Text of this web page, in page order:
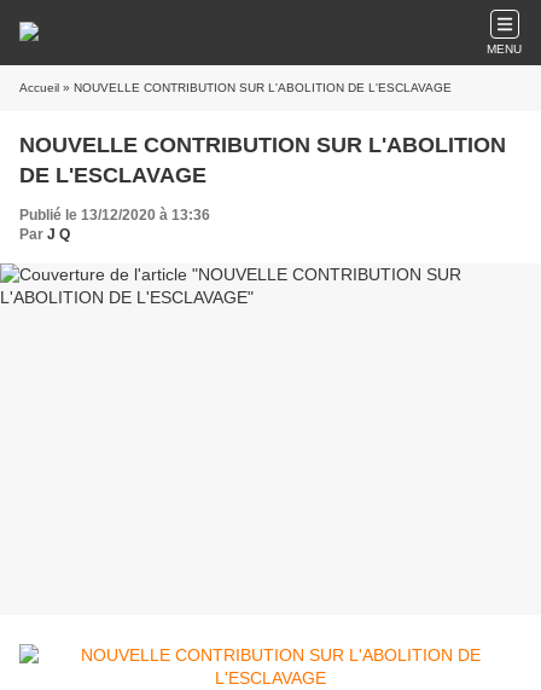
MENU
Accueil » NOUVELLE CONTRIBUTION SUR L'ABOLITION DE L'ESCLAVAGE
NOUVELLE CONTRIBUTION SUR L'ABOLITION
DE L'ESCLAVAGE
Publié le 13/12/2020 à 13:36
Par J Q